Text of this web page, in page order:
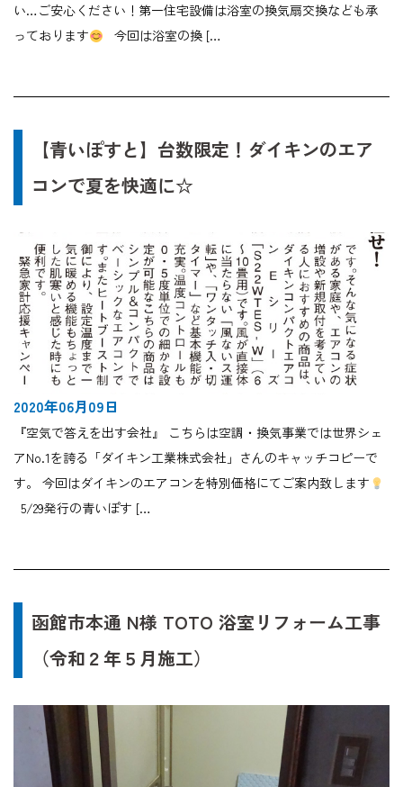
い…ご安心ください！第一住宅設備は浴室の換気扇交換なども承
っております
今回は浴室の換 […
【青いぽすと】台数限定！ダイキンのエア
コンで夏を快適に☆
2020年06月09日
『空気で答えを出す会社』 こちらは空調・換気事業では世界シェ
アNo.1を誇る「ダイキン工業株式会社」さんのキャッチコピーで
す。 今回はダイキンのエアコンを特別価格にてご案内致します
5/29発行の青いぽす […
函館市本通 N様 TOTO 浴室リフォーム工事
（令和２年５月施工）